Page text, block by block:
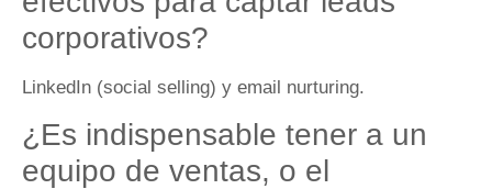
corporativos?
LinkedIn (social selling) y email nurturing.
¿Es indispensable tener a un
equipo de ventas, o el